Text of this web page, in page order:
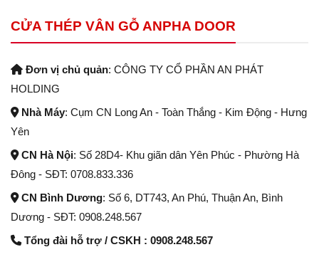
CỬA THÉP VÂN GỖ ANPHA DOOR
Đơn vị chủ quản: CÔNG TY CỔ PHẦN AN PHÁT
HOLDING
Nhà Máy: Cụm CN Long An - Toàn Thắng - Kim Động - Hưng
Yên
CN Hà Nội: Số 28D4- Khu giãn dân Yên Phúc - Phường Hà
Đông - SĐT: 0708.833.336
CN Bình Dương: Số 6, DT743, An Phú, Thuận An, Bình
Dương - SĐT: 0908.248.567
Tổng đài hỗ trợ / CSKH : 0908.248.567